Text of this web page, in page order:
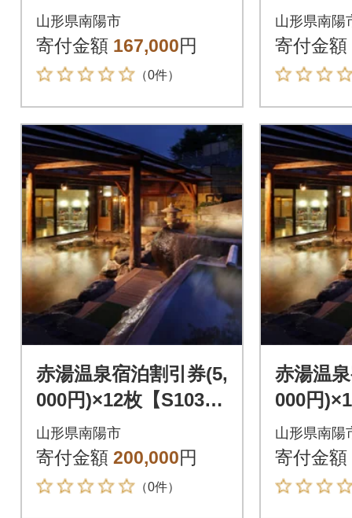
山形県南陽市
寄付金額 167,000円
（0件）
6】
山形県南陽
寄付金額
赤湯温泉宿泊割引券(5,
000円)×12枚【S103
9】
山形県南陽市
寄付金額 200,000円
（0件）
赤湯温
000円
0】
山形県南陽
寄付金額